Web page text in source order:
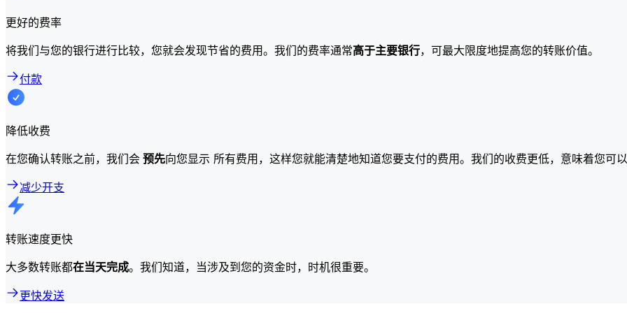
更好的费率
将我们与您的银行进行比较，您就会发现节省的费用。我们的费率通常高于主要银行，可最大限度地提高您的转账价值。
付款
降低收费
在您确认转账之前，我们会 预先向您显示 所有费用，这样您就能清楚地知道您要支付的费用。我们的收费更低，意味着您可以
减少开支
转账速度更快
大多数转账都在当天完成。我们知道，当涉及到您的资金时，时机很重要。
更快发送